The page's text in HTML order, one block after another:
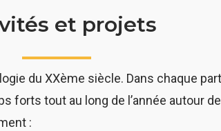
et projets
du XXème siècle. Dans chaque
forts tout au long de l’année autour
: